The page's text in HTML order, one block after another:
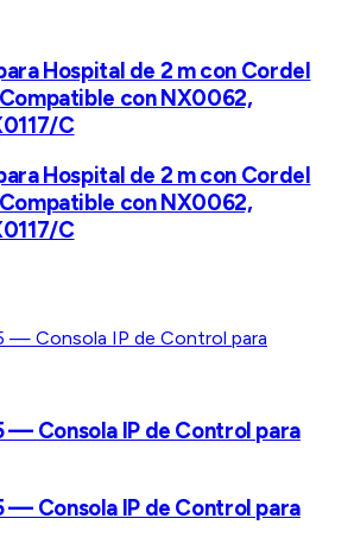
Hospital de 2 m con Cordel
con NX0062,
C
Hospital de 2 m con Cordel
con NX0062,
C
— Consola IP de Control para
— Consola IP de Control para